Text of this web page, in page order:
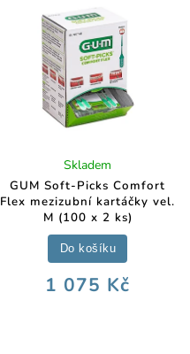
GUM Soft-Picks Comfort
Flex mezizubní kartáčky vel.
M (100 x 2 ks)
Skladem
1 075 Kč
Do košíku